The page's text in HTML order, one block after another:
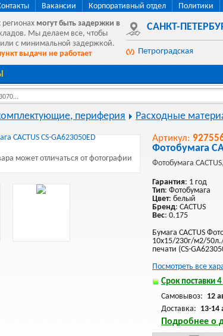
Вакансии Корпоративный отдел Политики
регионах могут быть задержки в
Мы делаем все, чтобы
или с минимальной задержкой.
выдачи не работает
САНКТ-
Петроградская
периферия Расходные
может отличаться от фотографии
Артикул:
Фотобумага
Фотобумага
Гарантия: 1 год
Тип: Фотобумага
Цвет: белый
Бренд: CACTUS
Вес: 0.175
Бумага CACTUS
10x15/230г/м2/
печати (CS-
Посмотреть все
Срок поставки
Самовывоз: 12
Доставка: 13-14
Подробнее о